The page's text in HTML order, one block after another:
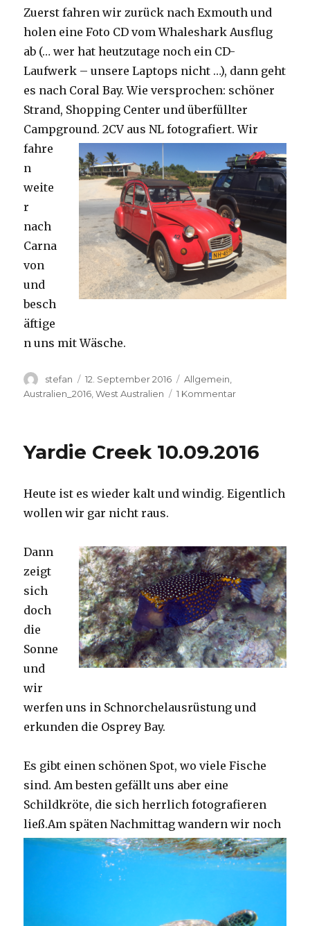
Zuerst fahren wir zurück nach Exmouth und
holen eine Foto CD vom Whaleshark Ausflug
ab (… wer hat heutzutage noch ein CD-
Laufwerk – unsere Laptops nicht …), dann geht
es nach Coral Bay. Wie versprochen: schöner
Strand, Shopping Center und überfüllter
Campground.2CV aus NL fotografiert. Wir
fahre
n
weite
r
nach
Carna
von
und
besch
äftige
n uns mit Wäsche.
Autor
stefan
Veröffentlicht
am
12. September 2016 Kategorien
Allgemein
Australien_2016 ,West Australien 1 Kommentarzu
Yardie Creek 10.09.2016
Heute ist es wieder kalt und windig. Eigentlich
wollen wir gar nicht raus.
Dann
zeigt
sich
doch
die
Sonne
und
wir
werfen uns in Schnorchelausrüstung und
erkunden die Osprey Bay.
Es gibt einen schönen Spot, wo viele Fische
sind. Am besten gefällt uns aber eine
Schildkröte, die sich herrlich fotografieren
ließ.Am späten Nachmittag wandern wir noch